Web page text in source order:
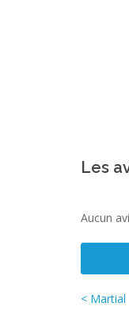
Les
Aucun
< Martial